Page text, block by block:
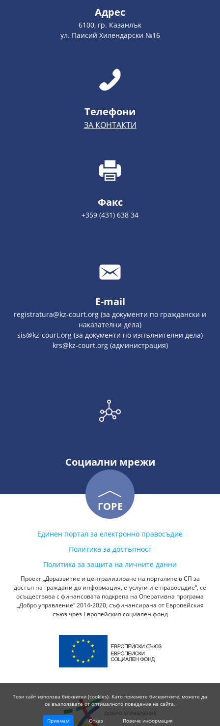
Адрес
6100, гр. Казанлък
ул. Паисий Хилендарски №16
Телефони
ЗА КОНТАКТИ
Факс
+359 (431) 638 34
E-mail
registratura@kz-court.org (за документи по граждански и
наказателни дела)
sis@kz-court.org (за документи по изпълнителни дела)
krs@kz-court.org (администрация)
Социални мрежи
ГОРЕ
Единен портал за електронно правосъдие
Политика за достъпност
Политика за защита на личните данни
Проект „Доразвитие и централизиране на порталите в СП за
достъп на граждани до информация, е-услуги и е-правосъдие“, се
осъществява с финансовата подкрепа на Оперативна програма
„Добро управление“ 2014-2020, съфинансирана от Европейския
съюз чрез Европейския социален фонд
Този сайт използва бисквитки (cookies). Като приемете бисквитките, можете да
се възползвате от оптималното поведение на сайта.
Приемам Отказ Повече информация